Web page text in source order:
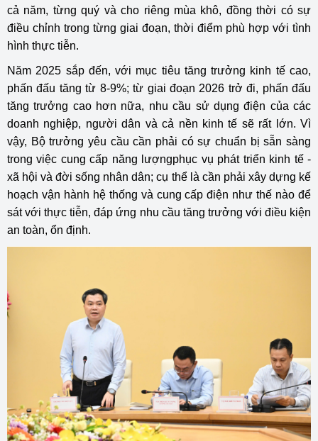
cả năm, từng quý và cho riêng mùa khô, đồng thời có sự
điều chỉnh trong từng giai đoạn, thời điểm phù hợp với tình
hình thực tiễn.
Năm 2025 sắp đến, với mục tiêu tăng trưởng kinh tế cao,
phấn đấu tăng từ 8-9%; từ giai đoạn 2026 trở đi, phấn đấu
tăng trưởng cao hơn nữa, nhu cầu sử dụng điện của các
doanh nghiệp, người dân và cả nền kinh tế sẽ rất lớn. Vì
vậy, Bộ trưởng yêu cầu cần phải có sự chuẩn bị sẵn sàng
trong việc cung cấp năng lượngphục vụ phát triển kinh tế -
xã hội và đời sống nhân dân; cụ thể là cần phải xây dựng kế
hoạch vận hành hệ thống và cung cấp điện như thế nào để
sát với thực tiễn, đáp ứng nhu cầu tăng trưởng với điều kiện
an toàn, ổn định.